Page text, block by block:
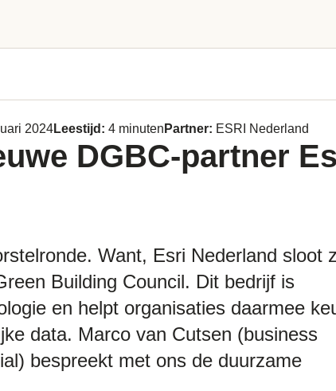
2024Leestijd: 4 minuten Partner: ESRI Nederland
DGBC-partner
Want, Esri Nederland sloot
Building Council. Dit bedrijf is
en helpt organisaties daarmee
data. Marco van Cutsen (business
bespreekt met ons de duurzame